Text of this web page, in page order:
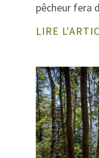
pêcheur fera
LIRE